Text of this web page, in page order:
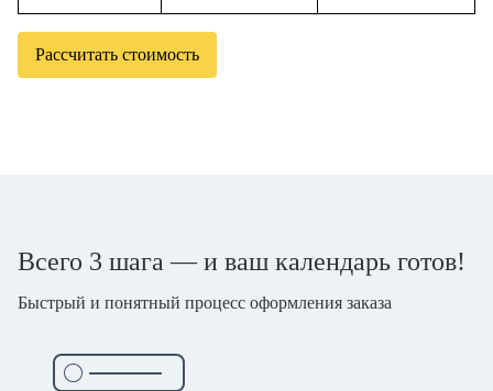
Рассчитать стоимость
Всего 3 шага — и ваш календарь готов!
Быстрый и понятный процесс оформления заказа